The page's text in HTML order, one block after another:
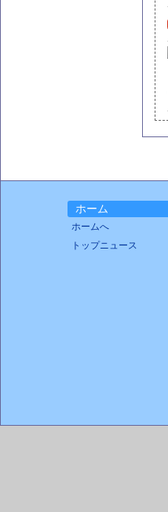
ホーム
ホームへ
トップニュース